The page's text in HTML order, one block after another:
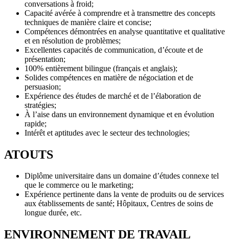
conversations à froid;
Capacité avérée à comprendre et à transmettre des concepts
techniques de manière claire et concise;
Compétences démontrées en analyse quantitative et qualitative
et en résolution de problèmes;
Excellentes capacités de communication, d’écoute et de
présentation;
100% entièrement bilingue (français et anglais);
Solides compétences en matière de négociation et de
persuasion;
Expérience des études de marché et de l’élaboration de
stratégies;
À l’aise dans un environnement dynamique et en évolution
rapide;
Intérêt et aptitudes avec le secteur des technologies;
ATOUTS
Diplôme universitaire dans un domaine d’études connexe tel
que le commerce ou le marketing;
Expérience pertinente dans la vente de produits ou de services
aux établissements de santé; Hôpitaux, Centres de soins de
longue durée, etc.
ENVIRONNEMENT DE TRAVAIL